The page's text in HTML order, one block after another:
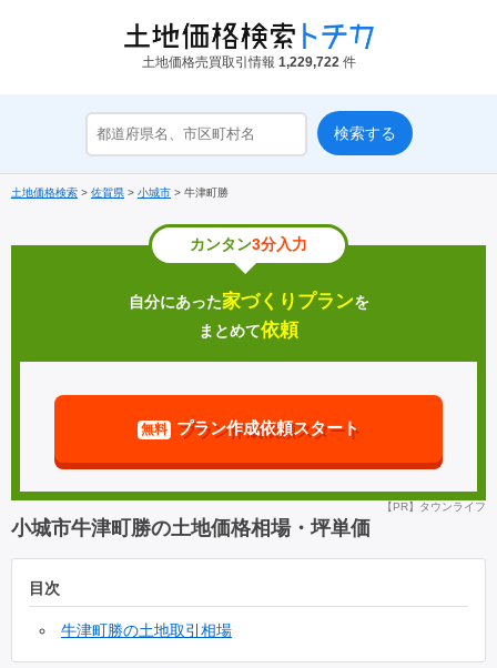
土地価格売買取引情報 1,229,722 件
土地価格検索 > 佐賀県 > 小城市 > 牛津町勝
カンタン3分入力
自分にあった家づくりプランを
まとめて依頼
無料 プラン作成依頼スタート
【PR】タウンライフ
小城市牛津町勝の土地価格相場・坪単価
目次
牛津町勝の土地取引相場